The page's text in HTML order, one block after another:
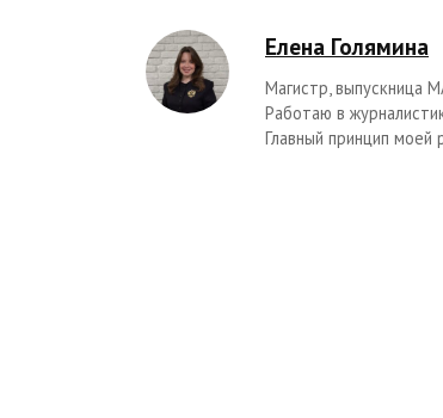
Елена Голямина
Магистр, выпускница
Работаю в
Главный принцип